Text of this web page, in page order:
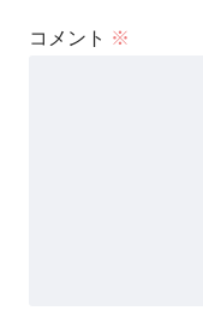
コメント ※